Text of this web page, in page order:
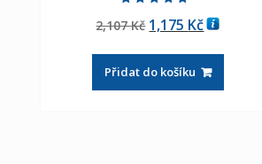
5.00
z 5
2,107Kč Původní
byla:
2,107 Kč
1,175 KčAktuální
je:
1,175 Kč
Přidat do košíku